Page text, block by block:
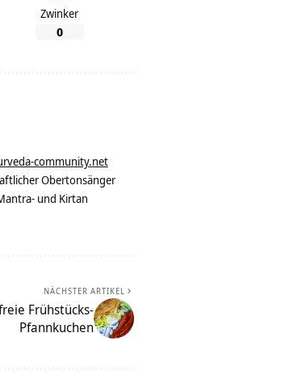
Zwinker
0
community.net
Obertonsänger
und Kirtan
NÄCHSTER ARTIKEL
Frühstücks-
Pfannkuchen